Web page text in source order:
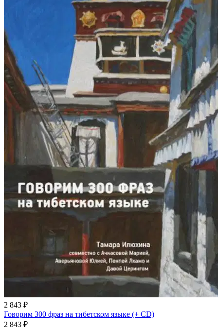
2 843 ₽
Говорим 300 фраз на тибетском языке (+ CD)
2 843 ₽